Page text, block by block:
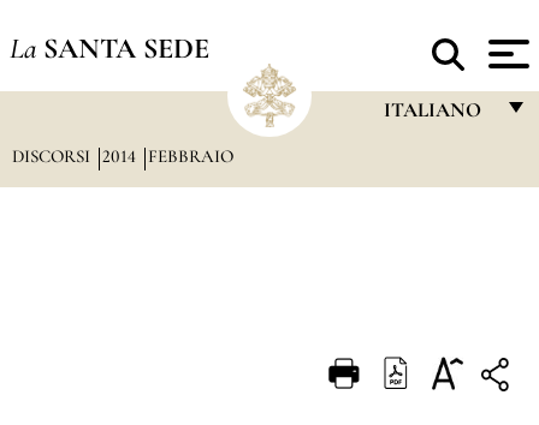
La SANTA SEDE
ITALIANO
DEUTSCH
DISCORSI 2014 FEBBRAIO